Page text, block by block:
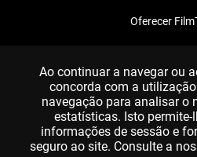
Oferecer
Ao continuar a navegar ou
concorda com a
navegação para analisar o
estatísticas. Isto permite-
informações de sessão e
seguro ao site. Consulte a